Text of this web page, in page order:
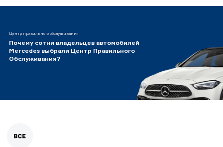
Центр правильного обслуживания
Почему сотни владельцев автомобилей
Mercedes выбрали Центр Правильного
Обслуживания?